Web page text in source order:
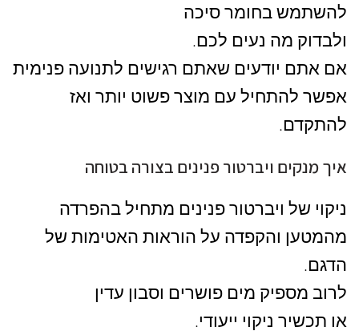
להשתמש בחומר סיכה
ולבדוק מה נעים לכם.
אם אתם יודעים שאתם רגישים לתנועה פנימית
אפשר להתחיל עם מוצר פשוט יותר ואז
להתקדם.
איך מנקים ויברטור פנינים בצורה בטוחה
ניקוי של ויברטור פנינים מתחיל בהפרדה
מהמטען והקפדה על הוראות האטימות של
הדגם.
לרוב מספיק מים פושרים וסבון עדין
או תכשיר ניקוי ייעודי.